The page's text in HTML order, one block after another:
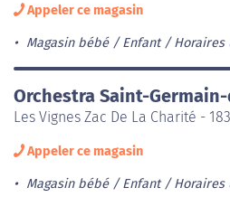
Appeler ce magasin
Magasin bébé / Enfant Horaires
Orchestra Saint-
Les Vignes Zac De La Charité -
Appeler ce magasin
Magasin bébé / Enfant Horaires